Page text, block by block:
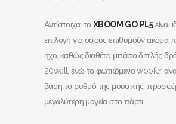
Αντίστοιχα, τοXBOOM GO PL5είναι
επιλογή για όσους επιθυμούν ακόμα
ήχο, καθώς διαθέτει μπάσο διπλής
20watt, ενώ το φωτιζόμενο woofer
βάση το ρυθμό της μουσικής,
μεγαλύτερη μαγεία στο πάρτι.